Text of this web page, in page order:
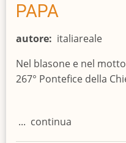
PAPA
autore
italiareale
Nel blasone e nel
267° Pontefice della
... continua